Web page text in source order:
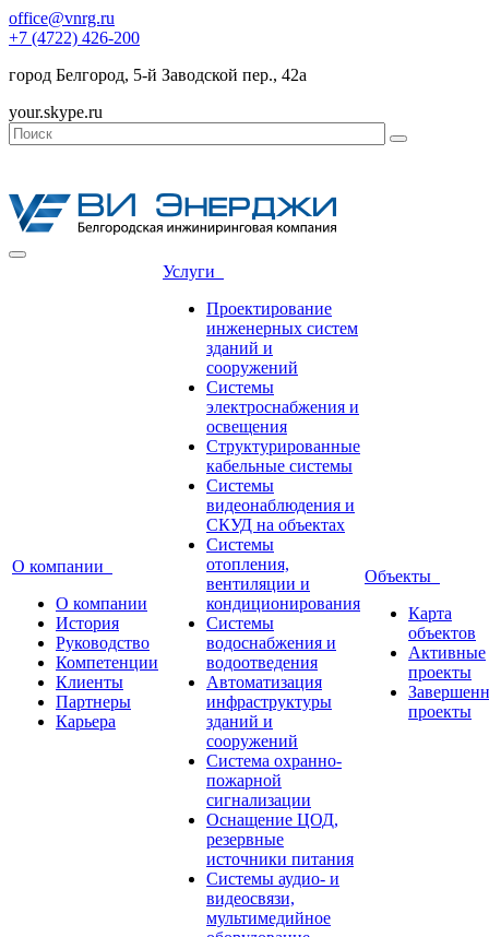
office@vnrg.ru
+7 (4722) 426-200
город Белгород, 5-й Заводской пер., 42а
your.skype.ru
О компании
О компании
История
Руководство
Компетенции
Клиенты
Партнеры
Карьера
Услуги
Проектирование
инженерных систем
зданий и
сооружений
Системы
электроснабжения и
освещения
Структурированные
кабельные системы
Системы
видеонаблюдения и
СКУД на объектах
Системы
отопления,
вентиляции и
кондиционирования
Системы
водоснабжения и
водоотведения
Автоматизация
инфраструктуры
зданий и
сооружений
Система охранно-
пожарной
сигнализации
Оснащение ЦОД,
резервные
источники питания
Системы аудио- и
видеосвязи,
мультимедийное
Объекты
Карта
объектов
Активные
проекты
проекты